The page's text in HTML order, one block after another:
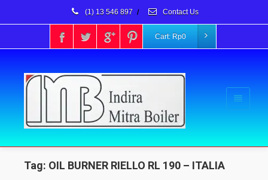
(1) 13 546 897 / Contact Us
Cart: Rp0
Tag: OIL BURNER RIELLO RL 190 – ITALIA